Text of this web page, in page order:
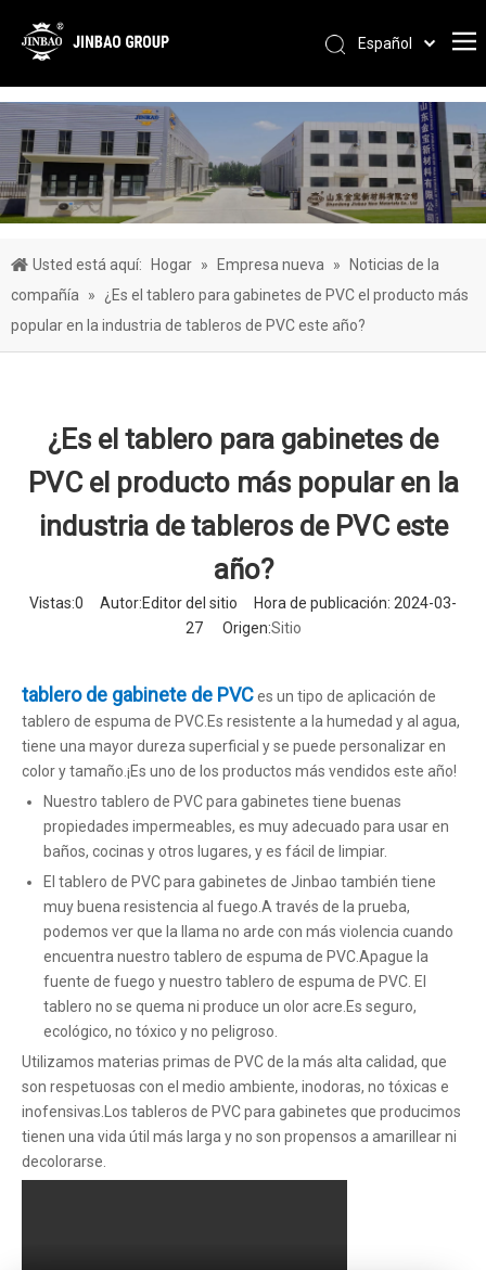
Español
Português
العربية
简体中文
English
Usted está aquí: Hogar » Empresa nueva »
Noticias de la
compañía
»
¿Es el tablero para gabinetes de PVC el producto más
popular en la industria de tableros de PVC este año?
¿Es el tablero para gabinetes de
PVC el producto más popular en la
industria de tableros de PVC este
año?
Vistas:0 Autor:Editor del sitio Hora de publicación: 2024-03-
27 Origen:Sitio
tablero de gabinete de PVCes un tipo de aplicación de
tablero de espuma de PVC.Es resistente a la humedad y al agua,
tiene una mayor dureza superficial y se puede personalizar en
color y tamaño.¡Es uno de los productos más vendidos este año!
Nuestro tablero de PVC para gabinetes tiene buenas
propiedades impermeables, es muy adecuado para usar en
baños, cocinas y otros lugares, y es fácil de limpiar.
El tablero de PVC para gabinetes de Jinbao también tiene
muy buena resistencia al fuego.A través de la prueba,
podemos ver que la llama no arde con más violencia cuando
encuentra nuestro tablero de espuma de PVC.Apague la
fuente de fuego y nuestro tablero de espuma de PVC. El
tablero no se quema ni produce un olor acre.Es seguro,
ecológico, no tóxico y no peligroso.
Utilizamos materias primas de PVC de la más alta calidad, que
son respetuosas con el medio ambiente, inodoras, no tóxicas e
inofensivas.Los tableros de PVC para gabinetes que producimos
tienen una vida útil más larga y no son propensos a amarillear ni
decolorarse.